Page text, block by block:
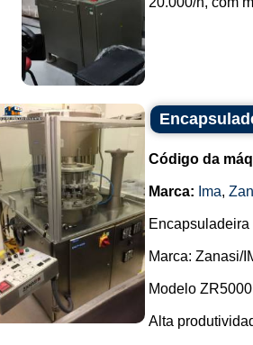
Código da
Marca: Ima,
Marca: Zanasi/
Modelo
Alta